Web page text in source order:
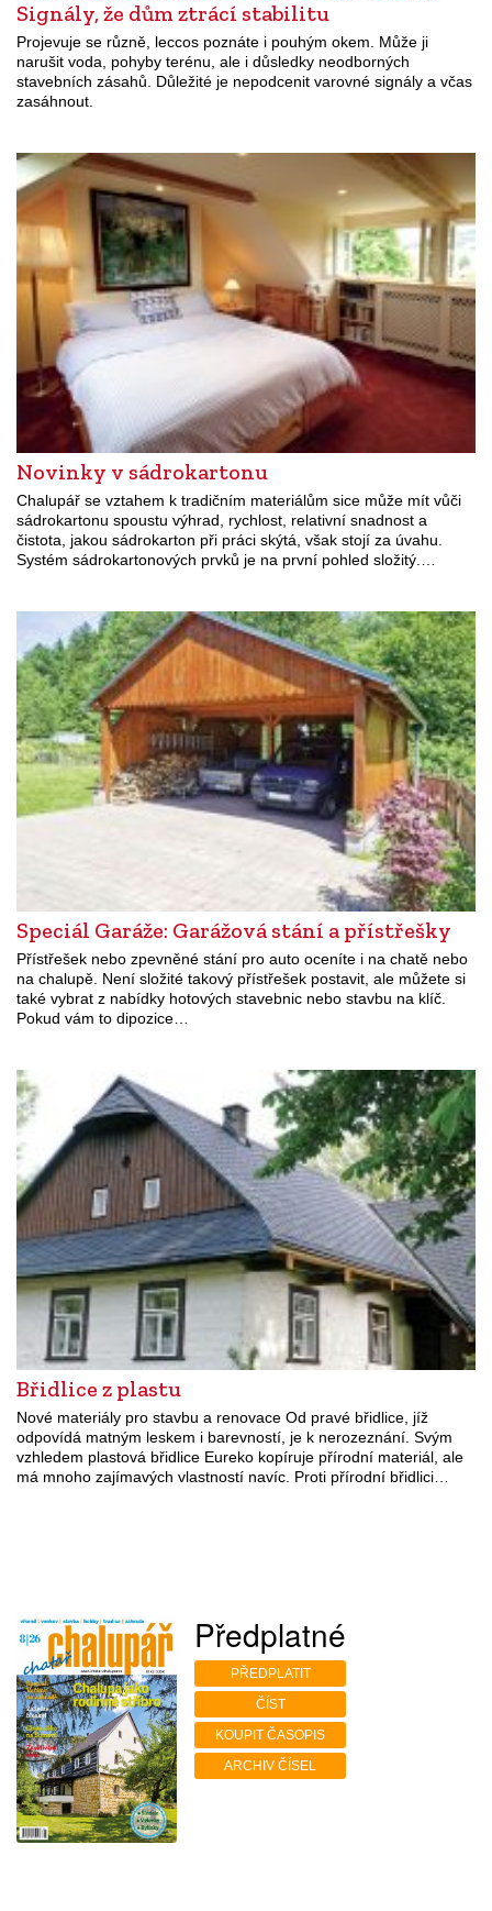
Signály, že dům ztrácí stabilitu
Projevuje se různě, leccos poznáte i pouhým okem. Může ji
narušit voda, pohyby terénu, ale i důsledky neodborných
stavebních zásahů. Důležité je nepodcenit varovné signály a včas
zasáhnout.
Novinky v sádrokartonu
Chalupář se vztahem k tradičním materiálům sice může mít vůči
sádrokartonu spoustu výhrad, rychlost, relativní snadnost a
čistota, jakou sádrokarton při práci skýtá, však stojí za úvahu.
Systém sádrokartonových prvků je na první pohled složitý.…
Speciál Garáže: Garážová stání a přístřešky
Přístřešek nebo zpevněné stání pro auto oceníte i na chatě nebo
na chalupě. Není složité takový přístřešek postavit, ale můžete si
také vybrat z nabídky hotových stavebnic nebo stavbu na klíč.
Pokud vám to dipozice…
Břidlice z plastu
Nové materiály pro stavbu a renovace Od pravé břidlice, jíž
odpovídá matným leskem i barevností, je k nerozeznání. Svým
vzhledem plastová břidlice Eureko kopíruje přírodní materiál, ale
má mnoho zajímavých vlastností navíc. Proti přírodní břidlici…
Předplatné
PŘEDPLATIT
ČÍST
KOUPIT ČASOPIS
ARCHIV ČÍSEL